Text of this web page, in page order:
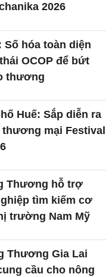
2026
Số hóa toàn diện
OCOP để bứt
thương
Huế: Sắp diễn ra
mại Festival
Thương hỗ trợ
tìm kiếm cơ
trường Nam Mỹ
Thương Gia Lai
cầu cho nông